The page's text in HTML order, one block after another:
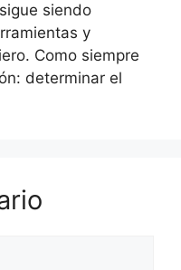
siendo
y
Como siempre
determinar el